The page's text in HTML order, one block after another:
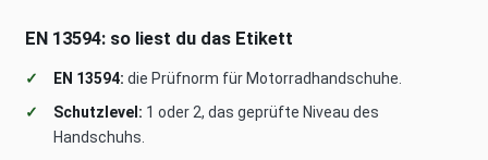
EN 13594: so liest du das Etikett
EN 13594: die Prüfnorm für Motorradhandschuhe.
Schutzlevel: 1 oder 2, das geprüfte Niveau des
Handschuhs.